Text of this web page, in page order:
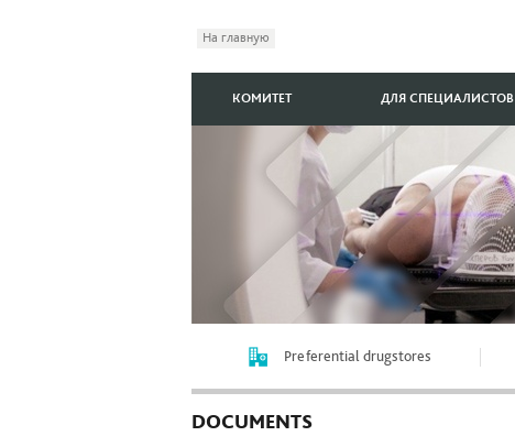
На главную
КОМИТЕТ ДЛЯ СПЕЦИАЛИСТОВ
Preferential drugstores
DOCUMENTS